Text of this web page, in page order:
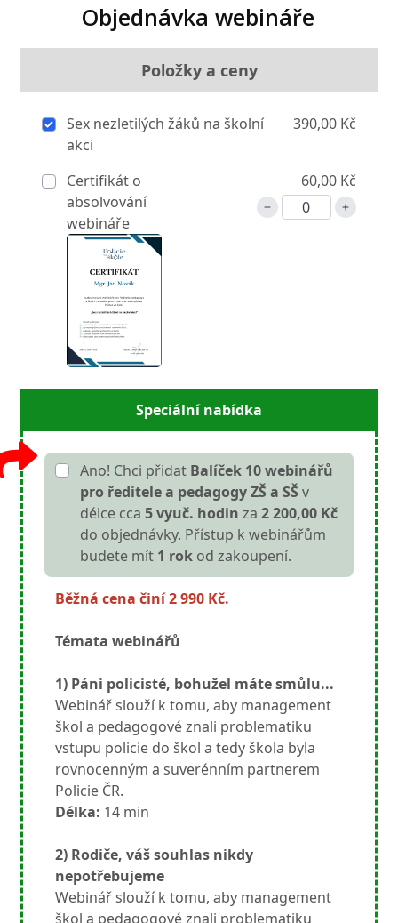
Objednávka webináře
Položky a ceny
Sex nezletilých žáků na školní
akci
390,00 Kč
Certifikát o
absolvování
webináře
60,00 Kč
Speciální nabídka
Ano! Chci přidat Balíček 10 webinářů
pro ředitele a pedagogy ZŠ a SŠ v
délce cca5 vyuč. hodin za2 200,00 Kč
do objednávky. Přístup k webinářům
budete mít 1 rok od zakoupení.
Běžná cena činí 2 990 Kč.
Témata webinářů
1) Páni policisté, bohužel máte smůlu...
Webinář slouží k tomu, aby management
škol a pedagogové znali problematiku
vstupu policie do škol a tedy škola byla
rovnocenným a suverénním partnerem
Policie ČR.
Délka: 14 min
2) Rodiče, váš souhlas nikdy
nepotřebujeme
Webinář slouží k tomu, aby management
škol a pedagogové znali problematiku